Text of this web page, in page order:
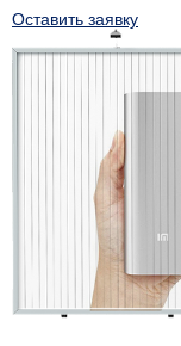
Оставить заявку